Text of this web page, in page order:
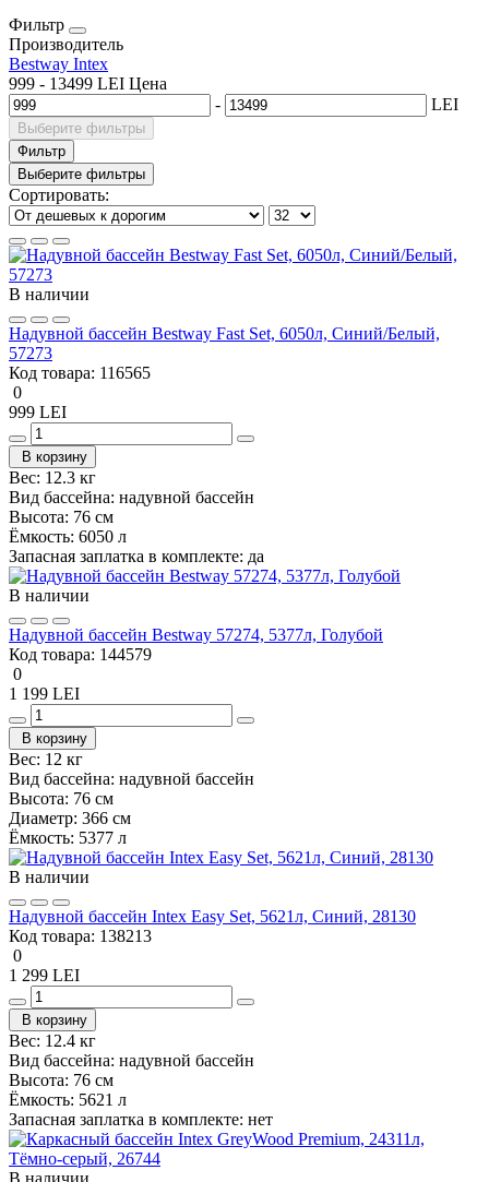
Фильтр
Производитель
Bestway Intex
999 - 13499 LEI Цена
-
LEI
Выберите фильтры
Фильтр
Выберите фильтры
Сортировать:
В наличии
Надувной бассейн Bestway Fast Set, 6050л, Синий/Белый,
57273
Код товара: 116565
0
999 LEI
В корзину
Вес: 12.3 кг
Вид бассейна: надувной бассейн
Высота: 76 см
Ёмкость: 6050 л
Запасная заплатка в комплекте: да
В наличии
Надувной бассейн Bestway 57274, 5377л, Голубой
Код товара: 144579
0
1 199 LEI
В корзину
Вес: 12 кг
Вид бассейна: надувной бассейн
Высота: 76 см
Диаметр: 366 см
Ёмкость: 5377 л
В наличии
Надувной бассейн Intex Easy Set, 5621л, Синий, 28130
Код товара: 138213
0
1 299 LEI
В корзину
Вес: 12.4 кг
Вид бассейна: надувной бассейн
Высота: 76 см
Ёмкость: 5621 л
Запасная заплатка в комплекте: нет
В наличии